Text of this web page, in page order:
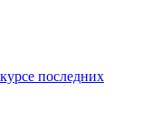
последних